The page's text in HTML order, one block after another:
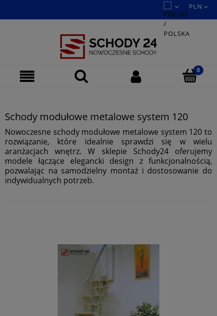
Schody modułowe metalowe system 120
Nowoczesne schody modułowe metalowe system 120 to
rozwiązanie, które idealnie sprawdzi się w wielu
aranżacjach wnętrz. W sklepie Schody24 oferujemy
modele łączące elegancki design z funkcjonalnością,
pozwalając na samodzielny montaż i dostosowanie do
indywidualnych potrzeb.